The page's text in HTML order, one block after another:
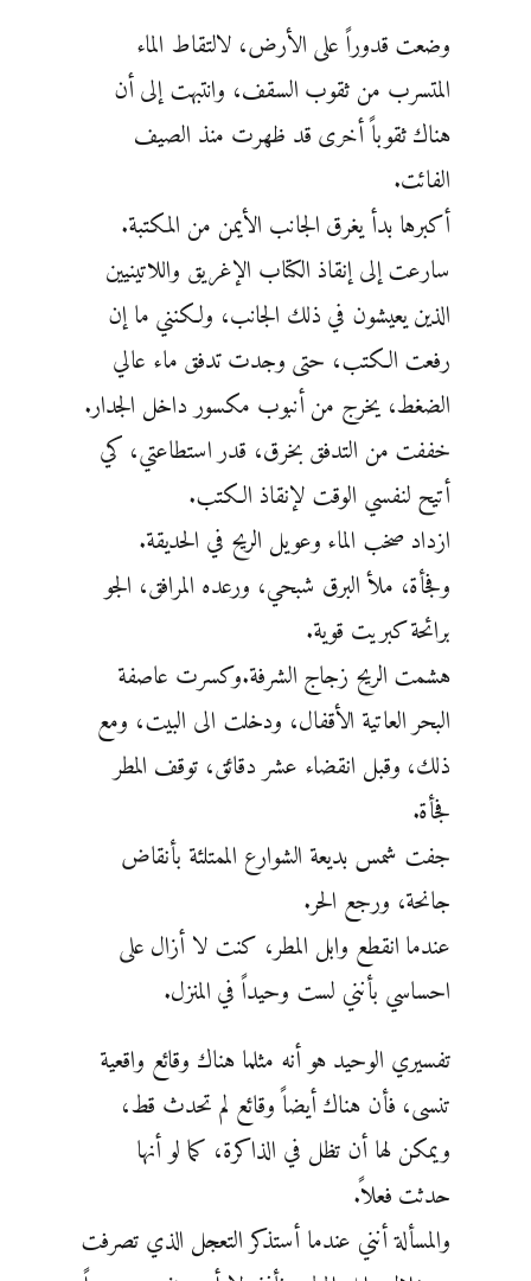
وضعت قدوراً على الأرض، لالتقاط الماء
المتسرب من ثقوب ‏السقف، وانتبهت إلى أن
هناك ثقوباً أخرى قد ظهرت منذ الصيف
الفائت.
أكبرها بدأ يغرق الجانب الأيمن من ‏المكتبة.
سارعت إلى إنقاذ الكتاب الإغريق واللاتينيين
الذين يعيشون في ذلك الجانب، ولكنني ما إن
رفعت ‏الكتب، حتى وجدت تدفق ماء عالي
الضغط، يخرج من أنبوب مكسور داخل الجدار.
خففت من التدفق ‏بخرق، قدر استطاعتي، كي
أتيح لنفسي الوقت لإنقاذ الكتب.
ازداد صخب الماء وعويل الريح في ‏الحديقة.
وفجأة، ملأ البرق شبحي، ورعده المرافق، الجو
برائحة كبريت قوية.
هشمت الريح زجاج ‏الشرفة.وكسرت عاصفة
البحر العاتية الأقفال، ودخلت الى البيت، ومع
ذلك، وقبل انقضاء عشر دقائق، توقف ‏المطر
فجأة.
جفت شمس بديعة الشوارع الممتلئة بأنقاض
جانحة، ورجع الحر.
عندما انقطع وابل المطر، كنت لا أزال ‏على
احساسي بأنني لست وحيداً في المنزل.
تفسيري الوحيد هو أنه مثلما هناك وقائع واقعية
تنسى، فأن هناك ‏أيضاً وقائع لم تحدث قط،
ويمكن لها أن تظل في الذاكرة، كما لو أنها
حدثت فعلاً.
والمسألة أنني عندما أستذكر ‏التعجل الذي تصرفت